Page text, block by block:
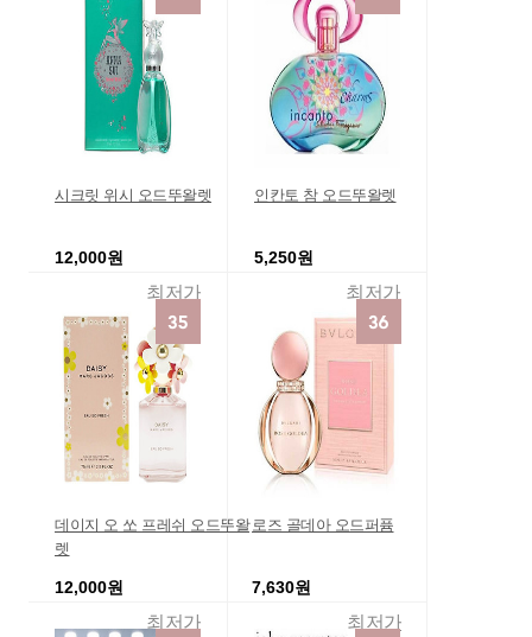
시크릿 위시 오드뚜왈렛
12,000원
최저가
인칸토 참 오드뚜왈렛
5,250원
최저가
데이지 오 쏘 프레쉬 오드뚜왈
렛
12,000원
최저가
로즈 골데아 오드퍼퓸
7,630원
최저가